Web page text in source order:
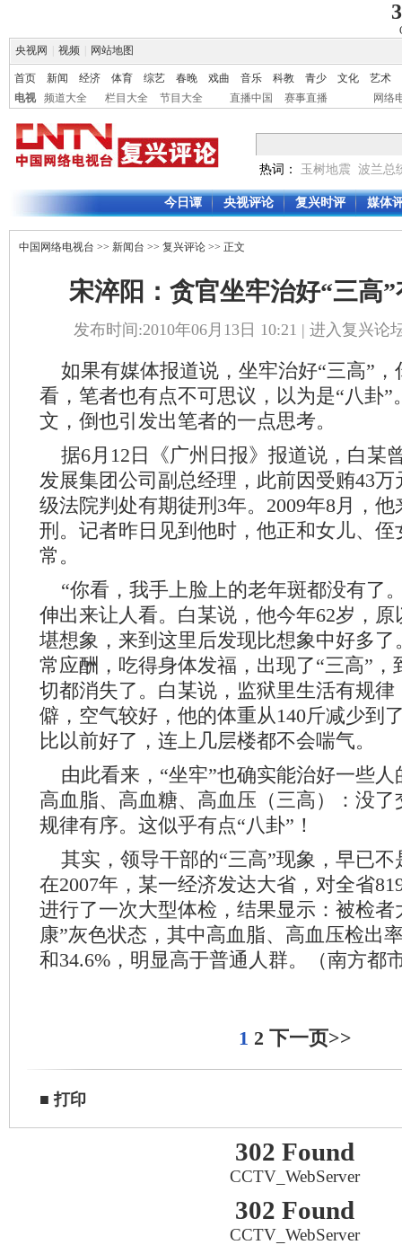
央视网
视频 网站地图
首页 新闻 经济 体育 综艺 春晚 戏曲 音乐 科教 青少 文化
艺术
电视
频道大全 栏目大全 节目大全 直播中国 赛事直播 网络
热词： 玉树地震 波兰总
今日谭 央视评论 复兴时评 媒体
中国网络电视台 >> 新闻台 >> 复兴评论 >> 正文
宋淬阳：贪官坐牢治好“三高”
发布时间:2010年06月13日 10:21 | 进入复兴论
如果有媒体报道说，坐牢治好“三高”，
看，笔者也有点不可思议，以为是“八卦”
文，倒也引发出笔者的一点思考。
据6月12日《广州日报》报道说，白某
发展集团公司副总经理，此前因受贿43
级法院判处有期徒刑3年。2009年8月，
刑。记者昨日见到他时，他正和女儿、侄
常。
“你看，我手上脸上的老年斑都没有了
伸出来让人看。白某说，他今年62岁，
堪想象，来到这里后发现比想象中好多了
常应酬，吃得身体发福，出现了“三高”，
切都消失了。白某说，监狱里生活有规律
僻，空气较好，他的体重从140斤减少到
比以前好了，连上几层楼都不会喘气。
由此看来，“坐牢”也确实能治好一些
高血脂、高血糖、高血压（三高）：没了
规律有序。这似乎有点“八卦”！
其实，领导干部的“三高”现象，早已不
在2007年，某一经济发达大省，对全省
进行了一次大型体检，结果显示：被检者
康”灰色状态，其中高血脂、高血压检出
和34.6%，明显高于普通人群。（南方都
1 2 下一页>>
■打印
302 Found
CCTV_WebServer
302 Found
CCTV_WebServer